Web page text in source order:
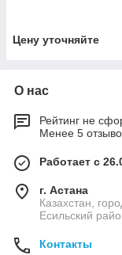
Цену уточняйте
О нас
Рейтинг не
Менее 5
Работает с
г. Астана
Казахстан,
Есильский
Контакты